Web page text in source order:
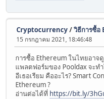
Cryptocurrency/วิธีการซื้อ
15 กรกฎาคม 2021, 18:46:48
การซื้อ Ethereum ในไทยอาจ
แพลตฟอร์มของ Pooldax จะ
อีเธอเรียม คืออะไร? Smart
Ethereum ?
อ่านต่อได้ที่ https://bit.ly/